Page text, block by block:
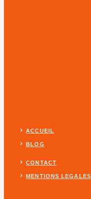
ACCUEIL
BLOG
CONTACT
MENTIONS LEGALES